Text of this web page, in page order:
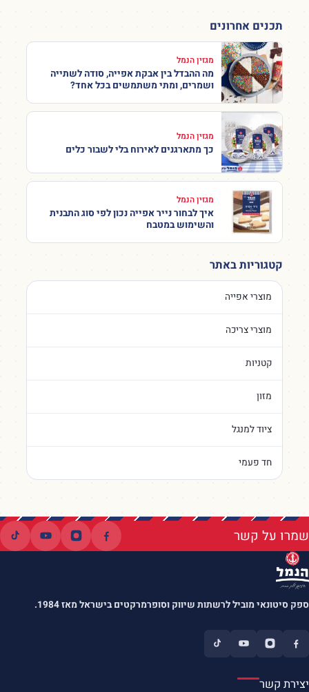
תכנים אחרונים
מגזין הנמל
מה ההבדל בין אבקת אפייה, סודה לשתייה
ושמרים, ומתי משתמשים בכל אחד?
מגזין הנמל
כך מתארגנים לאירוח בלי לשבור כלים
מגזין הנמל
איך לבחור נייר אפייה נכון לפי סוג התבנית
והשימוש במטבח
קטגוריות באתר
מוצרי אפייה
מוצרי צריכה
קטניות
מזון
ציוד למנגל
חד פעמי
שמרו על קשר
ספק סיטונאי מוביל לרשתות שיווק וסופרמרקטים בישראל מאז 1984.
יצירת קשר